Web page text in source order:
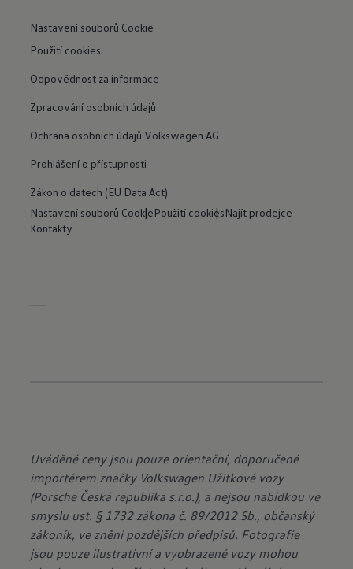
Nastavení souborů Cookie
Použití cookies
Odpovědnost za informace
Zpracování osobních údajů
Ochrana osobních údajů Volkswagen AG
Prohlášení o přístupnosti
Zákon o datech (EU Data Act)
Nastavení souborů CookiePoužití cookiesNajít prodejce
Kontakty
Uváděné ceny jsou pouze orientační, doporučené
importérem značky Volkswagen Užitkové vozy
(Porsche Česká republika s.r.o.), a nejsou nabídkou ve
smyslu ust. § 1732 zákona č. 89/2012 Sb., občanský
zákoník, ve znění pozdějších předpisů. Fotografie
jsou pouze ilustrativní a vyobrazené vozy mohou